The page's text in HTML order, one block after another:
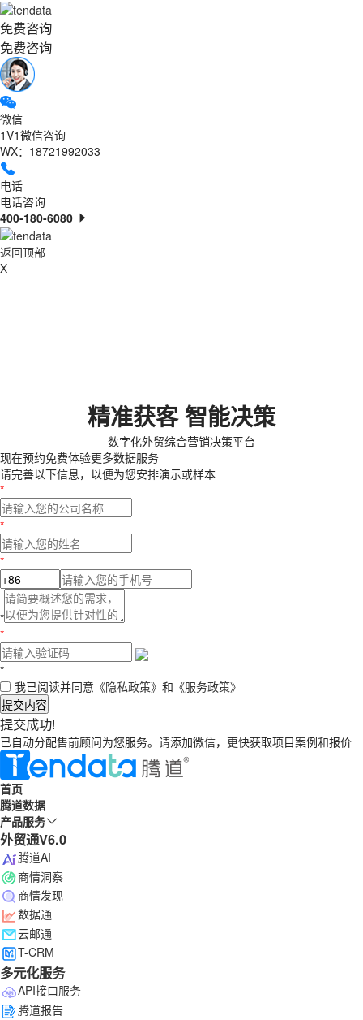
免费咨询
免费咨询
微信
1V1微信咨询
WX：18721992033
电话
电话咨询
400-180-6080
返回顶部
X
精准获客 智能决策
数字化外贸综合营销决策平台
现在预约免费体验更多数据服务
请完善以下信息，以便为您安排演示或样本
*
*
*
*
*
*
我已阅读并同意 《隐私政策》 和 《服务政策》
提交内容
提交成功!
已自动分配售前顾问为您服务。请添加微信，更快获取项目案例和报价
首页
腾道数据
产品服务
外贸通V6.0
腾道AI
商情洞察
商情发现
数据通
云邮通
T-CRM
多元化服务
API接口服务
腾道报告